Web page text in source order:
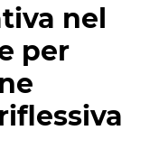
nel
per